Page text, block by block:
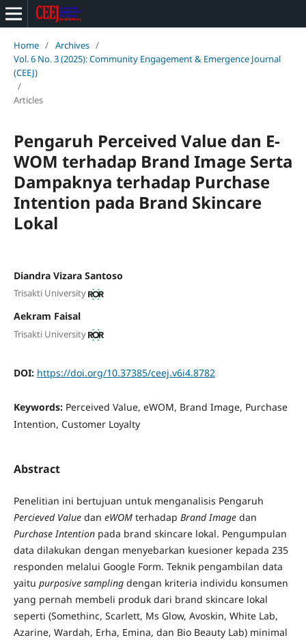
Home / Archives /
Vol. 6 No. 3 (2025): Community Engagement & Emergence Journal
(CEEJ)
/
Articles
Pengaruh Perceived Value dan E-
WOM terhadap Brand Image Serta
Dampaknya terhadap Purchase
Intention pada Brand Skincare
Lokal
Diandra Vizara Santoso
Trisakti University
Aekram Faisal
Trisakti University
DOI: https://doi.org/10.37385/ceej.v6i4.8782
Keywords: Perceived Value, eWOM, Brand Image, Purchase
Intention, Customer Loyalty
Abstract
Penelitian ini bertujuan untuk menganalisis Pengaruh
Percieved Valuedan eWOM terhadap Brand Image dan
Purchase Intentionpada brand skincare lokal. Pengumpulan
data dilakukan dengan menyebarkan kuesioner kepada 235
responden melalui Google Form. Teknik pengambilan data
yaitu purposive samplingdengan kriteria individu konsumen
yang pernah membeli produk dari brand skincare lokal
seperti (Somethinc, Scarlett, Ms Glow, Avoskin, White Lab,
Azarine, Wardah, Erha, Emina, dan Bio Beauty Lab) minimal